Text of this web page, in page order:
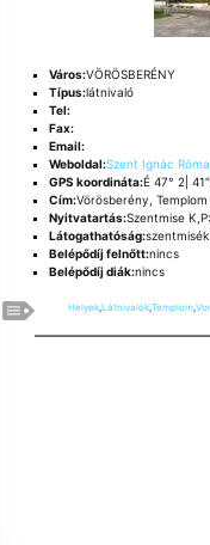
Város:VÖRÖSBERÉNY
Típus:látnivaló
Tel:
Fax:
Email:
Weboldal:Szent Ignác
GPS koordináta:É 47° 2|
Cím:Vörösberény,
Nyitvatartás:Szentmise
Látogathatóság:
Belépődíj felnőtt:nincs
Belépődíj diák:nincs
Helyek,Látnivalók,Templom,